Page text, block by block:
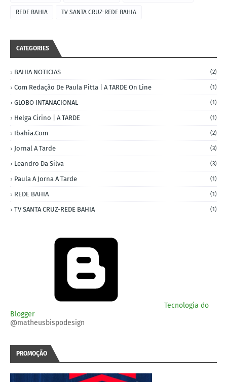
REDE BAHIA TV SANTA CRUZ-REDE BAHIA
CATEGORIES
BAHIA NOTICIAS (2)
Com Redação De Paula Pitta | A TARDE On Line (1)
GLOBO INTANACIONAL (1)
Helga Cirino | A TARDE (1)
Ibahia.com (2)
Jornal A Tarde (3)
Leandro Da Silva (3)
Paula A Jorna A Tarde (1)
REDE BAHIA (1)
TV SANTA CRUZ-REDE BAHIA (1)
Tecnologia do
Blogger
@matheusbispodesign
PROMOÇÃO